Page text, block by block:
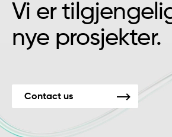
Vi er
nye prosjekter.
Contact us